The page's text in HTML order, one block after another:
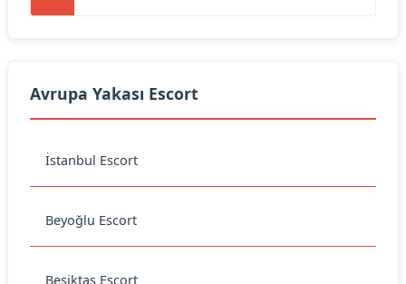
Avrupa Yakası Escort
İstanbul Escort
Beyoğlu Escort
Beşiktaş Escort